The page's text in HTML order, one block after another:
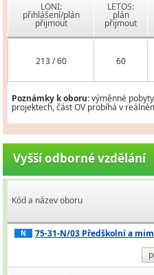
LONI:
přihlášení/plán
přijmout
LETOS:
plán
přijmout
213 / 60 60
Poznámky k oboru:výměnné
projektech, část OV probíhá v
Vyšší odborné vzdělání
Kód a název oboru
N
75-31-N/03 Předškolní a